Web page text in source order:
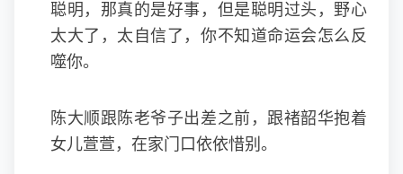
聪明，那真的是好事，但是聪明过头，野心
太大了，太自信了，你不知道命运会怎么反
噬你。
陈大顺跟陈老爷子出差之前，跟禇韶华抱着
女儿萱萱，在家门口依依惜别。